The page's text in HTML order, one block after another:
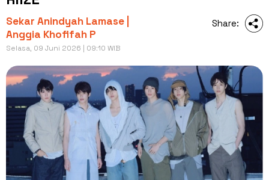
Sekar Anindyah Lamase |
Anggia Khofifah P
Selasa, 09 Juni 2026 | 09:10 WIB
Share: